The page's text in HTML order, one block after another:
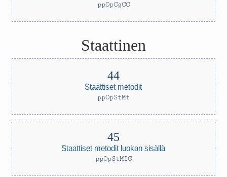
ppOpCgCC
Staattinen
Staattiset metodit
ppOpStMt
Staattiset metodit luokan sisällä
ppOpStMIC